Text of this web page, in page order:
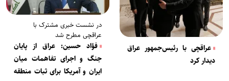
عراقچی با رئیس‌جمهور عراق
دیدار کرد
در نشست خبری مشترک با
عراقچی مطرح شد
فؤاد حسین: عراق از پایان
جنگ و اجرای تفاهمات میان
ایران و آمریکا برای ثبات منطقه